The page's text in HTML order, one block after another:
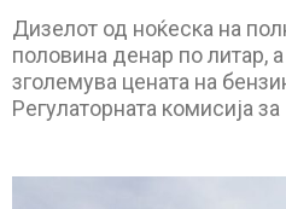
Дизелот од ноќеска на
половина денар по литар,
зголемува цената на
Регулаторната комисија за